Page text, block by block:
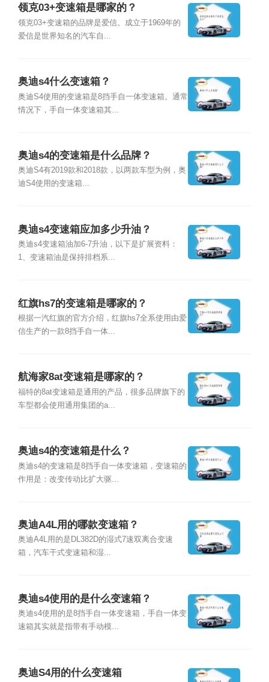
领克03+变速箱是哪家的？
领克03+变速箱的品牌是爱信。成立于1969年的
爱信是世界知名的汽车自...
奥迪s4什么变速箱？
奥迪S4使用的变速箱是8挡手自一体变速箱。通常
情况下，手自一体变速箱其...
奥迪s4的变速箱是什么品牌？
奥迪S4有2019款和2018款，以两款车型为例，奥
迪S4使用的变速箱...
奥迪s4变速箱应加多少升油？
奥迪s4变速箱油加6-7升油，以下是扩展资料：
1、变速箱油是保持排档系...
红旗hs7的变速箱是哪家的？
根据一汽红旗的官方介绍，红旗hs7全系使用由爱
信生产的一款8挡手自一体...
航海家8at变速箱是哪家的？
福特的8at变速箱是通用的产品，很多品牌旗下的
车型都会使用通用集团的a...
奥迪s4的变速箱是什么？
奥迪s4的变速箱是8挡手自一体变速箱，变速箱的
作用是：改变传动比扩大驱...
奥迪A4L用的哪款变速箱？
奥迪A4L用的是DL382D的湿式7速双离合变速
箱，汽车干式变速箱和湿...
奥迪s4使用的是什么变速箱？
奥迪s4使用的是8挡手自一体变速箱，手自一体变
速箱其实就是指带有手动模...
奥迪S4用的什么变速箱